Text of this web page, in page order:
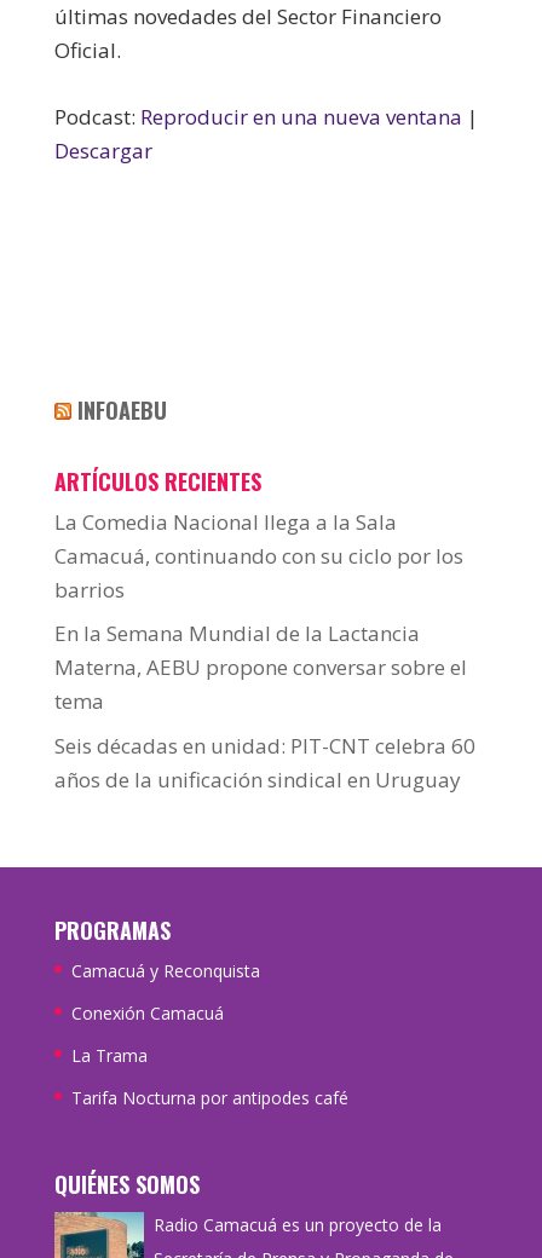
últimas novedades del Sector Financiero
Oficial.
Podcast: Reproducir en una nueva ventana |
Descargar
INFOAEBU
ARTÍCULOS RECIENTES
La Comedia Nacional llega a la Sala
Camacuá, continuando con su ciclo por los
barrios
En la Semana Mundial de la Lactancia
Materna, AEBU propone conversar sobre el
tema
Seis décadas en unidad: PIT-CNT celebra 60
años de la unificación sindical en Uruguay
PROGRAMAS
Camacuá y Reconquista
Conexión Camacuá
La Trama
Tarifa Nocturna por antipodes café
QUIÉNES SOMOS
Radio Camacuá es un proyecto de la